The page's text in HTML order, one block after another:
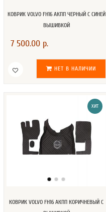
КОВРИК VOLVO FH16 АКПП ЧЕРНЫЙ С СИНЕЙ
ВЫШИВКОЙ
7 500.00 р.
НЕТ В НАЛИЧИИ
ХИТ
КОВРИК VOLVO FH16 АКПП КОРИЧНЕВЫЙ С